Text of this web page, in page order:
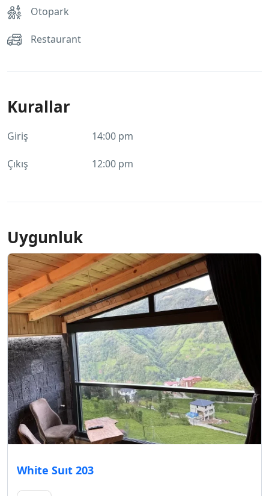
Otopark
Restaurant
Kurallar
Giriş 14:00 pm
Çıkış 12:00 pm
Uygunluk
White Suıt 203